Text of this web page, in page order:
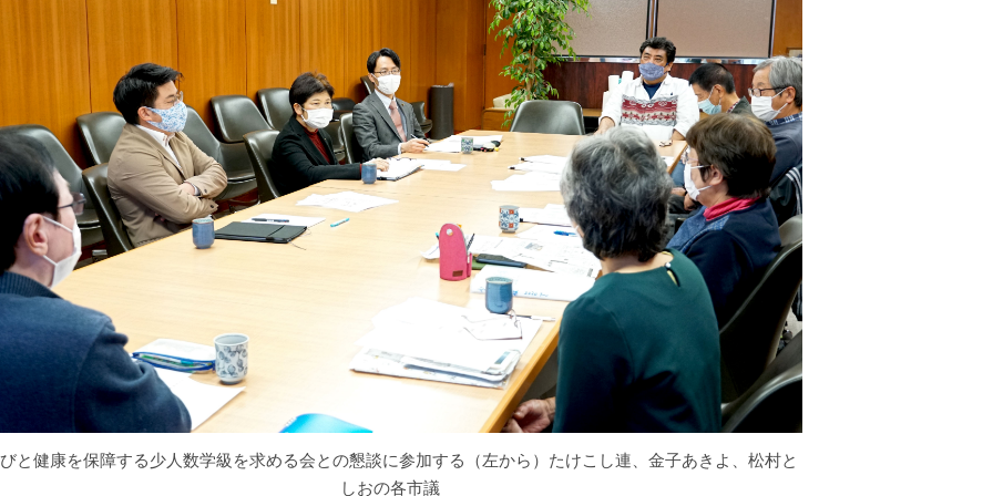
と健康を保障する少人数学級を求める会との懇談に参加する（左から）たけこし連、金子あきよ、松村と
しおの各市議